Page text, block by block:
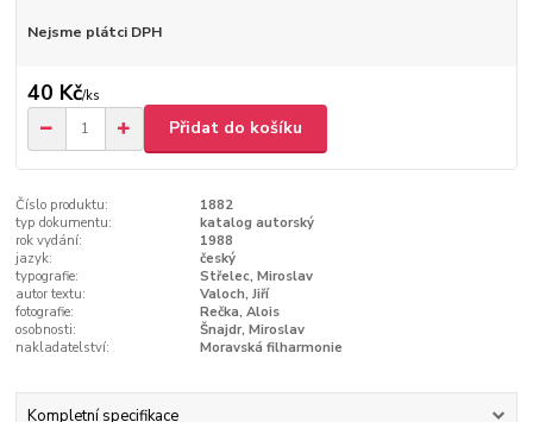
Nejsme plátci DPH
40 Kč/ks
Přidat do košíku
Číslo produktu:
1882
typ dokumentu:
katalog autorský
rok vydání:
1988
jazyk:
český
typografie:
Střelec, Miroslav
autor textu:
Valoch, Jiří
fotografie:
Rečka, Alois
osobnosti:
Šnajdr, Miroslav
nakladatelství:
Moravská filharmonie
Kompletní specifikace